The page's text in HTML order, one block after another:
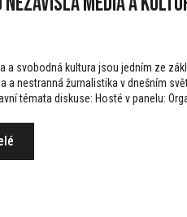
a svobodná kultura jsou jedním ze
a nestranná žurnalistika v dnešním
témata diskuse: Hosté v panelu: